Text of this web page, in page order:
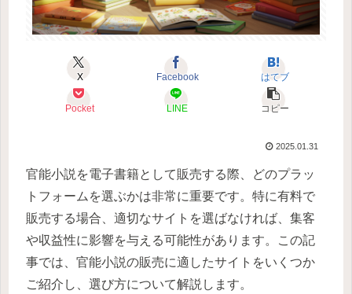
X Facebook はてブ
Pocket LINE コピー
2025.01.31
官能小説を電子書籍として販売する際、どのプラッ
トフォームを選ぶかは非常に重要です。特に有料で
販売する場合、適切なサイトを選ばなければ、集客
や収益性に影響を与える可能性があります。この記
事では、官能小説の販売に適したサイトをいくつか
ご紹介し、選び方について解説します。